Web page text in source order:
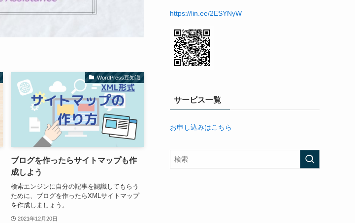
WordPress豆知識
ブログを作ったらサイトマップも作
成しよう
検索エンジンに自分の記事を認識してもらう
ために、ブログを作ったらXMLサイトマップ
を作成しましょう。
2021年12月20日
https://lin.ee/2ESYNyW
サービス一覧
お申し込みはこちら